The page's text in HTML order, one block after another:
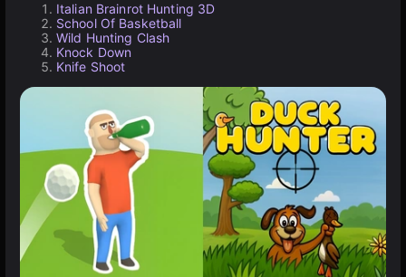
Italian Brainrot Hunting 3D
School Of Basketball
Wild Hunting Clash
Knock Down
Knife Shoot